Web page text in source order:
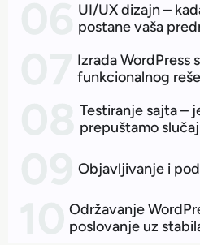
UI/UX dizajn –
postane vaša
Izrada WordPress
funkcionalnog
Testiranje sajta –
prepuštamo
Objavljivanje i
Održavanje
poslovanje uz